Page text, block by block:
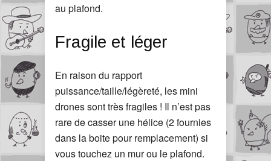
au plafond.
Fragile et léger
En raison du rapport
puissance/taille/légèreté, les mini
drones sont très fragiles ! Il n’est pas
rare de casser une hélice (2 fournies
dans la boite pour remplacement) si
vous touchez un mur ou le plafond.